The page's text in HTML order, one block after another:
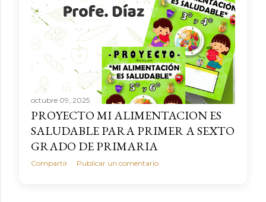
octubre 09, 2025
PROYECTO MI ALIMENTACION ES
SALUDABLE PARA PRIMER A SEXTO
GRADO DE PRIMARIA
Compartir Publicar un comentario